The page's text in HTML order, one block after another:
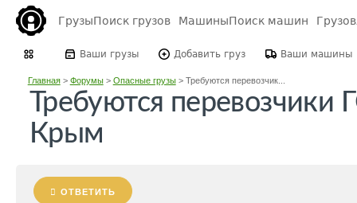
ГрузыПоиск грузов МашиныПоиск машин
Ваши грузы Добавить груз Ваши машины
Главная> Форумы> Опасные грузы> Требуются перевозчик...
Требуются перевозчики
Крым
ОТВЕТИТЬ